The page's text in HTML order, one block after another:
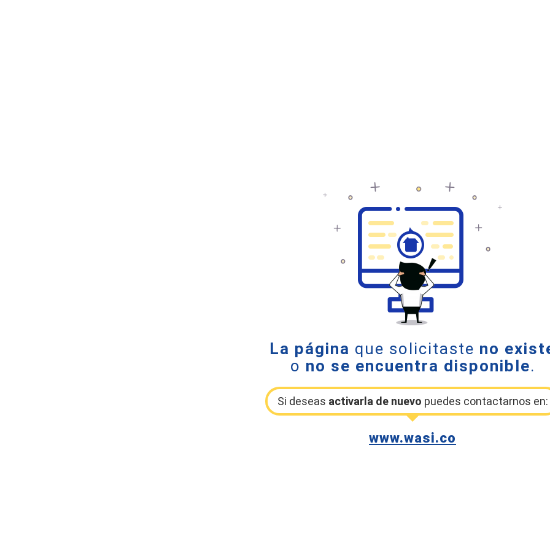
La página que solicitaste no
o no se encuentra disponible.
Si deseas activarla de nuevo puedes contactarnos en:
www.wasi.co